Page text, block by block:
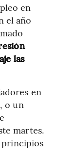
en
el año
las
en
o un
martes.
principios